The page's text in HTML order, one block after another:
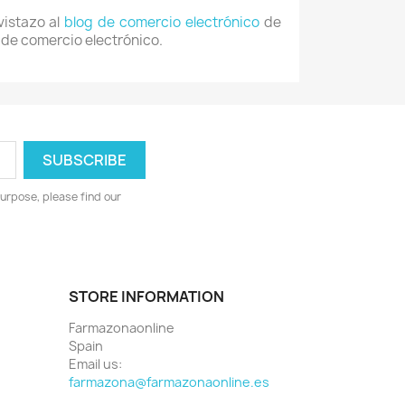
al blog de comercio electrónico de
comercio electrónico.
please find our
STORE INFORMATION
Farmazonaonline
Spain
Email us:
farmazona@farmazonaonline.es